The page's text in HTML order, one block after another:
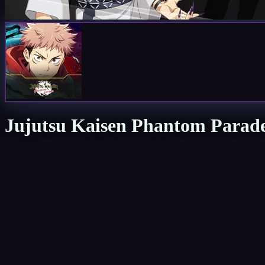
Jujutsu Kaisen Phantom